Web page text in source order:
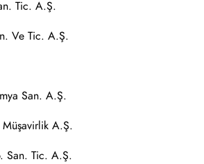
Tic. A.Ş.
Ve Tic. A.Ş.
San. A.Ş.
A.Ş.
San. Tic. A.Ş.